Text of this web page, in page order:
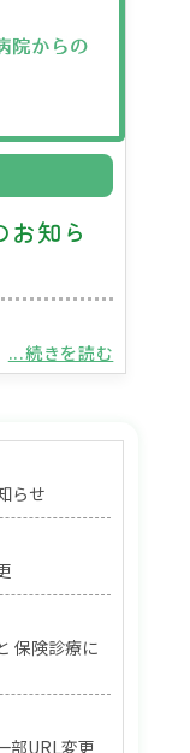
お知ら
...続きを読む
らせ
保険診療に
部URL変更